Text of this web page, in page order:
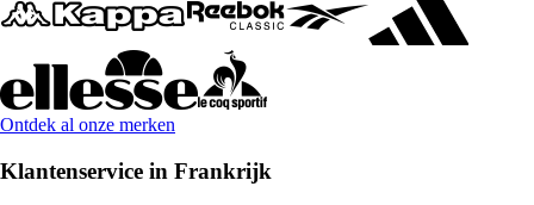
Ontdek al onze merken
Klantenservice in Frankrijk